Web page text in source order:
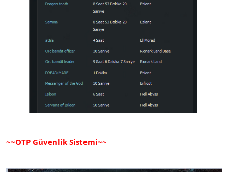
~~OTP Güvenlik Sistemi~~